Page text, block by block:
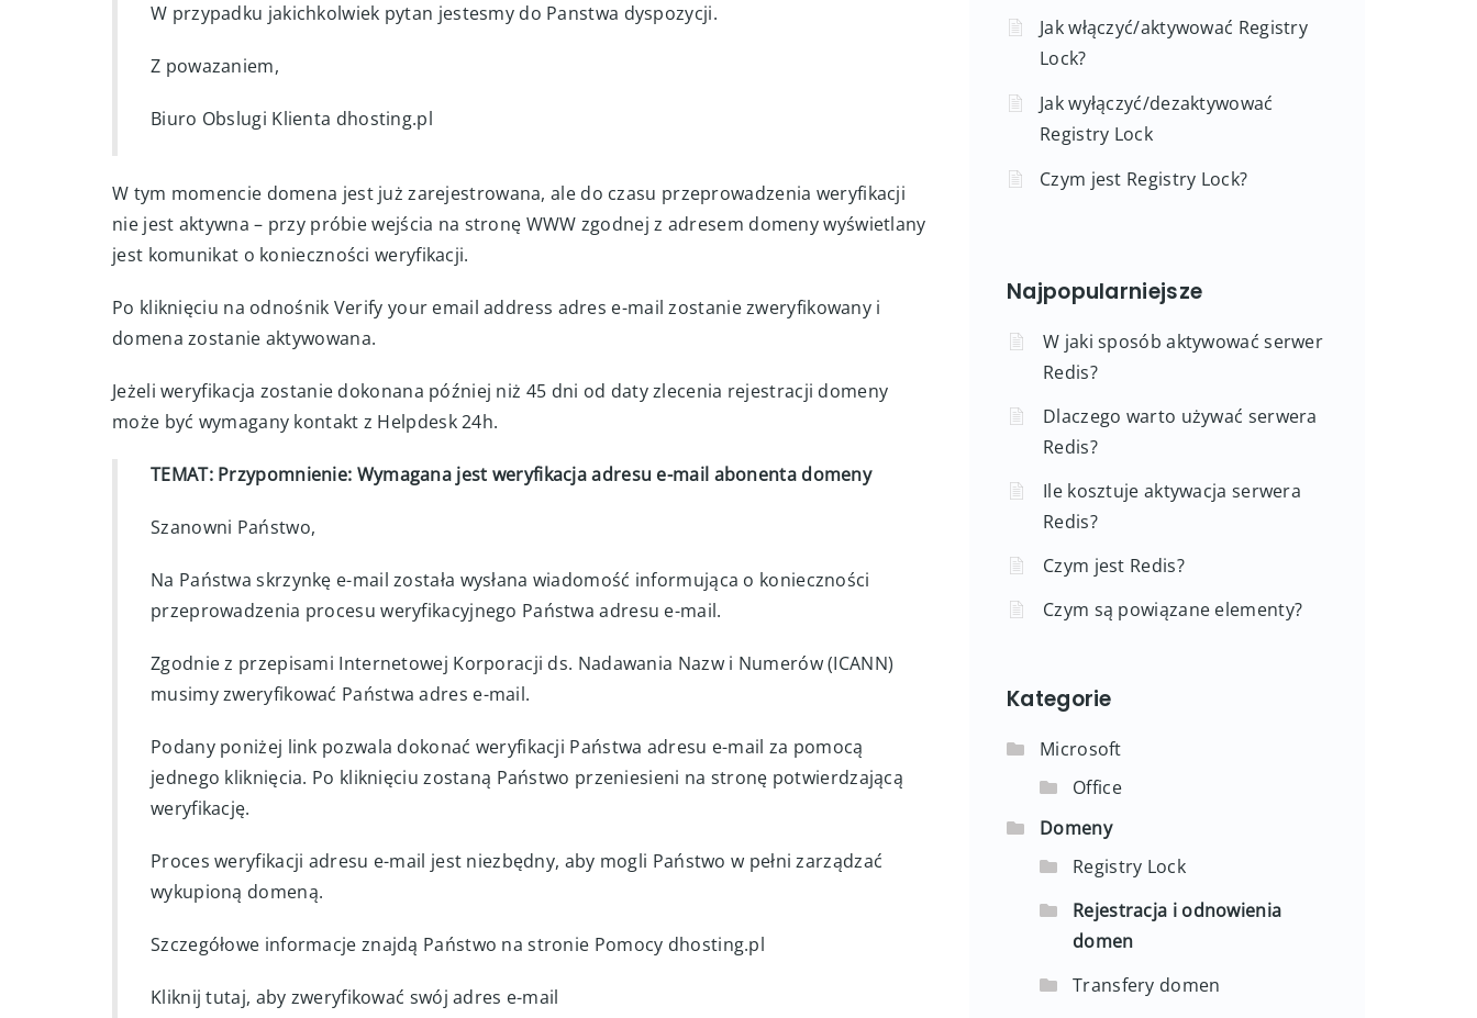
W przypadku jakichkolwiek pytan jestesmy do Panstwa dyspozycji.
Z powazaniem,
Biuro Obslugi Klienta dhosting.pl
W tym momencie domena jest już zarejestrowana, ale do czasu przeprowadzenia weryfikacji
nie jest aktywna – przy próbie wejścia na stronę WWW zgodnej z adresem domeny wyświetlany
jest komunikat o konieczności weryfikacji.
Po kliknięciu na odnośnik Verify your email address adres e-mail zostanie zweryfikowany i
domena zostanie aktywowana.
Jeżeli weryfikacja zostanie dokonana później niż 45 dni od daty zlecenia rejestracji domeny
może być wymagany kontakt z Helpdesk 24h.
TEMAT: Przypomnienie: Wymagana jest weryfikacja adresu e-mail abonenta domeny
Szanowni Państwo,
Na Państwa skrzynkę e-mail została wysłana wiadomość informująca o konieczności
przeprowadzenia procesu weryfikacyjnego Państwa adresu e-mail.
Zgodnie z przepisami Internetowej Korporacji ds. Nadawania Nazw i Numerów (ICANN)
musimy zweryfikować Państwa adres e-mail.
Podany poniżej link pozwala dokonać weryfikacji Państwa adresu e-mail za pomocą
jednego kliknięcia. Po kliknięciu zostaną Państwo przeniesieni na stronę potwierdzającą
weryfikację.
Proces weryfikacji adresu e-mail jest niezbędny, aby mogli Państwo w pełni zarządzać
wykupioną domeną.
Szczegółowe informacje znajdą Państwo na stronie Pomocy dhosting.pl
Kliknij tutaj, aby zweryfikować swój adres e-mail
Jak włączyć/aktywować Registry
Lock?
Jak wyłączyć/dezaktywować
Registry Lock
Czym jest Registry Lock?
Najpopularniejsze
W jaki sposób aktywować serwer
Redis?
Dlaczego warto używać serwera
Redis?
Ile kosztuje aktywacja serwera
Redis?
Czym jest Redis?
Czym są powiązane elementy?
Kategorie
Microsoft
Office
Domeny
Registry Lock
Rejestracja i odnowienia
domen
Transfery domen